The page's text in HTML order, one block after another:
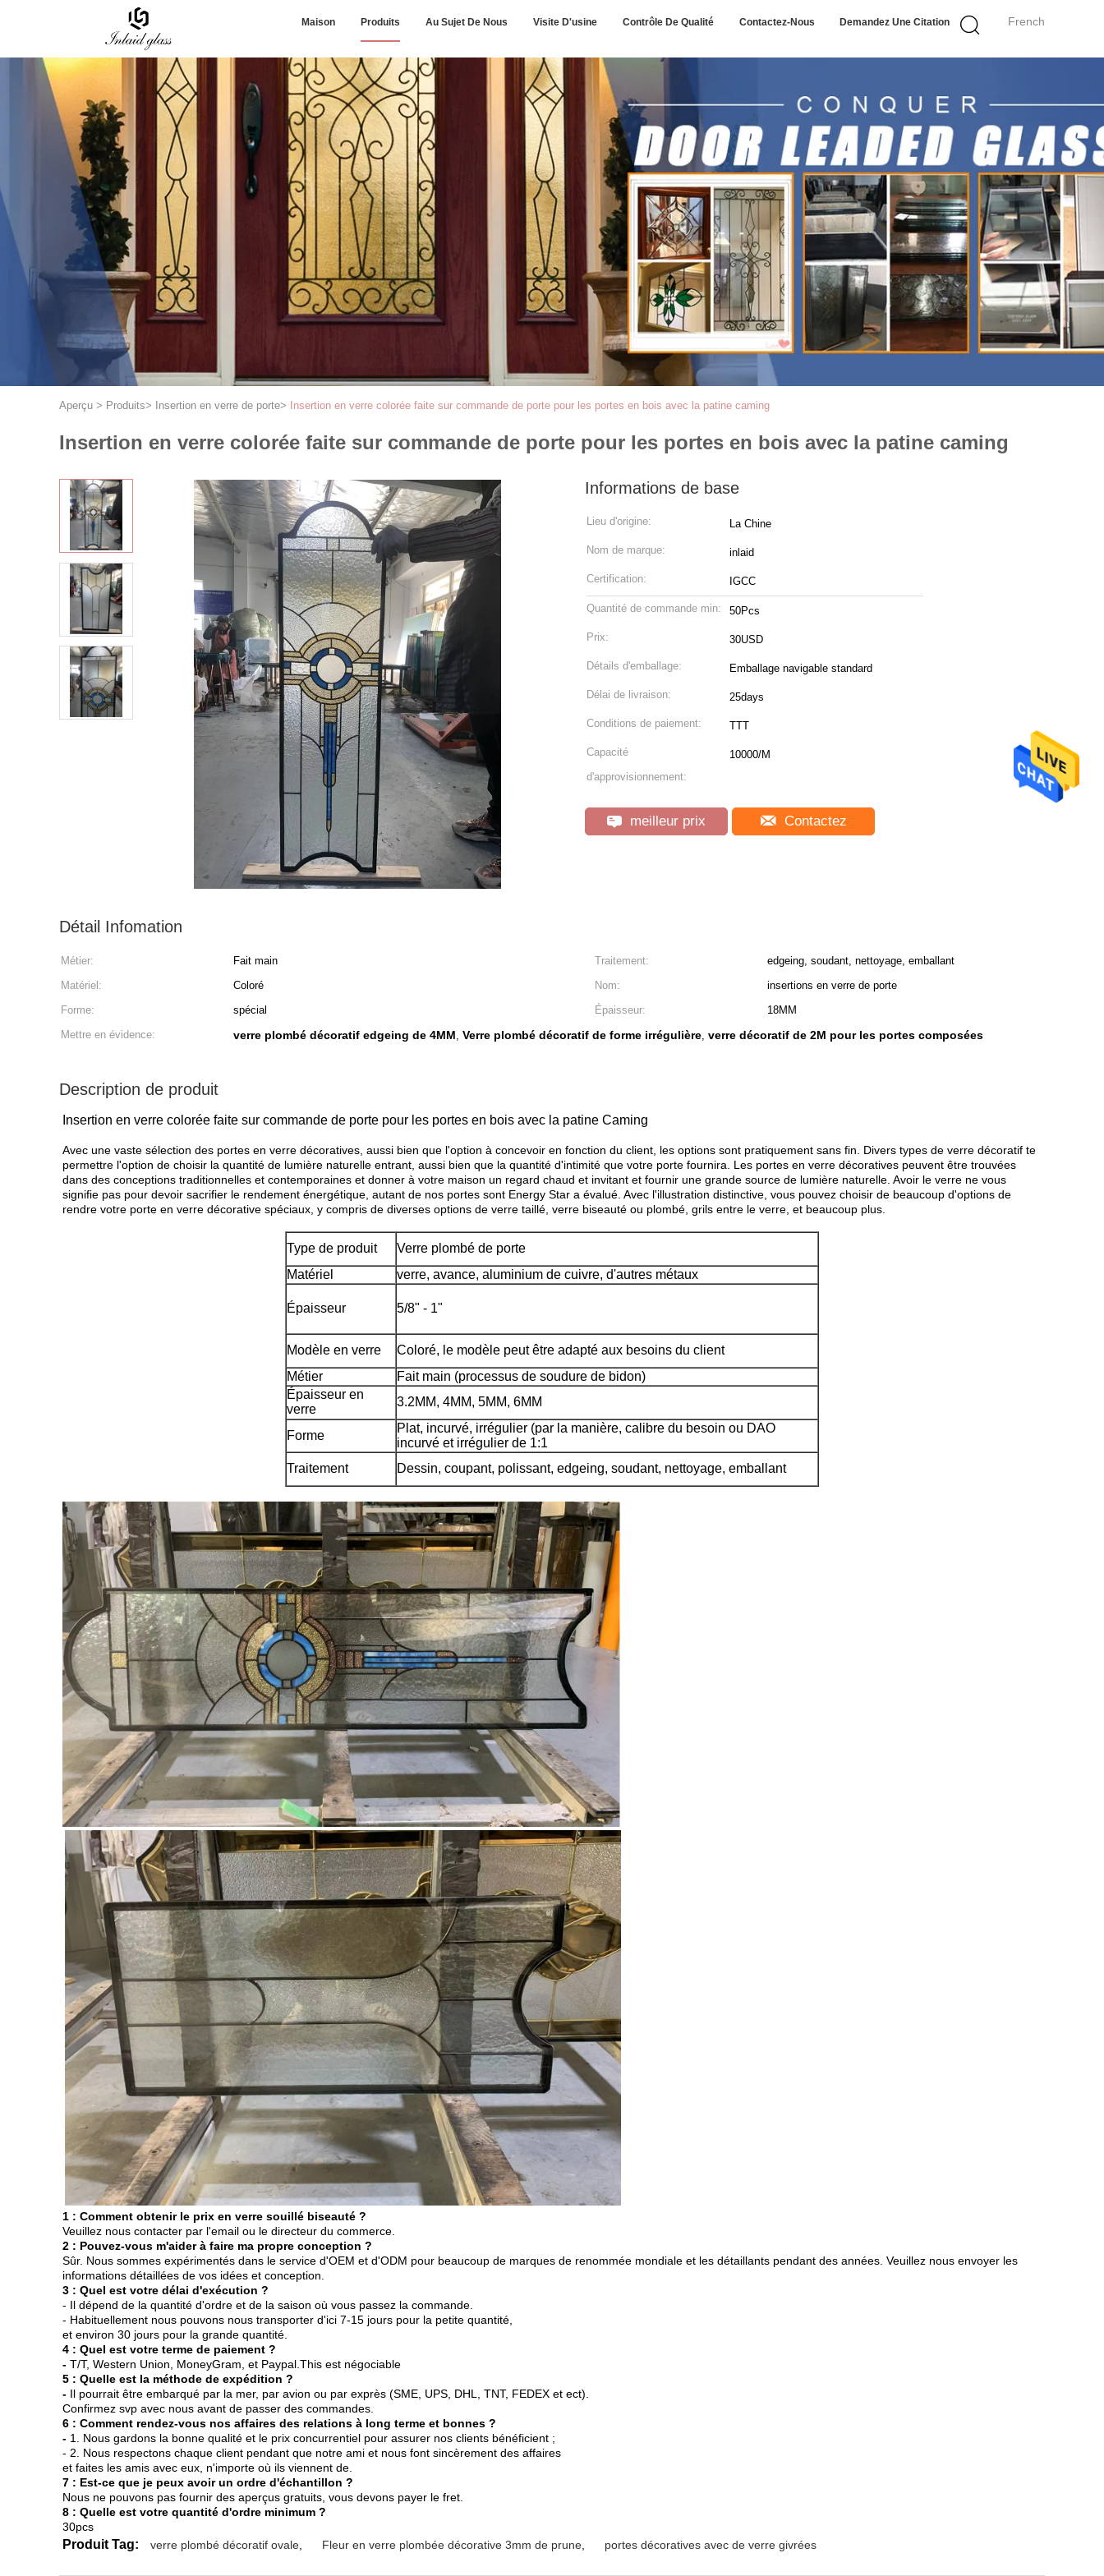
French
Maison Produits Au Sujet De Nous Visite D'usine Contrôle De Qualité Contactez-Nous Demandez Une Citation
Aperçu > Produits> Insertion en verre de porte> Insertion en verre colorée faite sur commande de porte pour les portes en bois avec la patine caming
Insertion en verre colorée faite sur commande de porte pour les portes en bois avec la patine caming
Informations de base
Lieu d'origine: La Chine
Nom de marque: inlaid
Certification: IGCC
Quantité de commande min: 50Pcs
Prix: 30USD
Détails d'emballage: Emballage navigable standard
Délai de livraison: 25days
Conditions de paiement: TTT
Capacité
d'approvisionnement:
10000/M
meilleur prix Contactez
Détail Infomation
Métier: Fait main Traitement:
edgeing, soudant, nettoyage, emballant
Matériel:
Coloré Nom:
insertions en verre de porte
Forme:
spécial Épaisseur:
18MM
Mettre en évidence:
verre plombé décoratif edgeing de 4MM, Verre plombé décoratif de forme irrégulière, verre décoratif de 2M pour les portes composées
Description de produit
Insertion en verre colorée faite sur commande de porte pour les portes en bois avec la patine Caming
Avec une vaste sélection des portes en verre décoratives, aussi bien que l'option à concevoir en fonction du client, les options sont pratiquement sans fin. Divers types de verre décoratif te
permettre l'option de choisir la quantité de lumière naturelle entrant, aussi bien que la quantité d'intimité que votre porte fournira. Les portes en verre décoratives peuvent être trouvées
dans des conceptions traditionnelles et contemporaines et donner à votre maison un regard chaud et invitant et fournir une grande source de lumière naturelle. Avoir le verre ne vous
signifie pas pour devoir sacrifier le rendement énergétique, autant de nos portes sont Energy Star a évalué. Avec l'illustration distinctive, vous pouvez choisir de beaucoup d'options de
rendre votre porte en verre décorative spéciaux, y compris de diverses options de verre taillé, verre biseauté ou plombé, grils entre le verre, et beaucoup plus.
Type de produit
Verre plombé de porte
Matériel
verre, avance, aluminium de cuivre, d'autres métaux
Épaisseur 5/8" - 1"
Modèle en verre
Coloré, le modèle peut être adapté aux besoins du client
Métier
Fait main (processus de soudure de bidon)
Épaisseur en
verre
3.2MM, 4MM, 5MM, 6MM
Forme
Plat, incurvé, irrégulier (par la manière, calibre du besoin ou DAO
incurvé et irrégulier de 1:1
Traitement
Dessin, coupant, polissant, edgeing, soudant, nettoyage, emballant
1 : Comment obtenir le prix en verre souillé biseauté ?
Veuillez nous contacter par l'email ou le directeur du commerce.
2 : Pouvez-vous m'aider à faire ma propre conception ?
Sûr. Nous sommes expérimentés dans le service d'OEM et d'ODM pour beaucoup de marques de renommée mondiale et les détaillants pendant des années. Veuillez nous envoyer les
informations détaillées de vos idées et conception.
3 : Quel est votre délai d'exécution ?
- Il dépend de la quantité d'ordre et de la saison où vous passez la commande.
- Habituellement nous pouvons nous transporter d'ici 7-15 jours pour la petite quantité,
et environ 30 jours pour la grande quantité.
4 : Quel est votre terme de paiement ?
- T/T, Western Union, MoneyGram, et Paypal.This est négociable
5 : Quelle est la méthode de expédition ?
- Il pourrait être embarqué par la mer, par avion ou par exprès (SME, UPS, DHL, TNT, FEDEX et ect).
Confirmez svp avec nous avant de passer des commandes.
6 : Comment rendez-vous nos affaires des relations à long terme et bonnes ?
- 1. Nous gardons la bonne qualité et le prix concurrentiel pour assurer nos clients bénéficient ;
- 2. Nous respectons chaque client pendant que notre ami et nous font sincèrement des affaires
et faites les amis avec eux, n'importe où ils viennent de.
7 : Est-ce que je peux avoir un ordre d'échantillon ?
Nous ne pouvons pas fournir des aperçus gratuits, vous devons payer le fret.
8 : Quelle est votre quantité d'ordre minimum ?
30pcs
Produit Tag: verre plombé décoratif ovale Fleur en verre plombée décorative 3mm de prune portes décoratives avec de verre givrées